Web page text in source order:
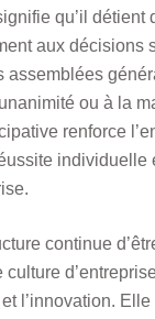
qu’il
aux décisions
assemblées
ou à la
renforce
individuelle
continue
l’innovation.